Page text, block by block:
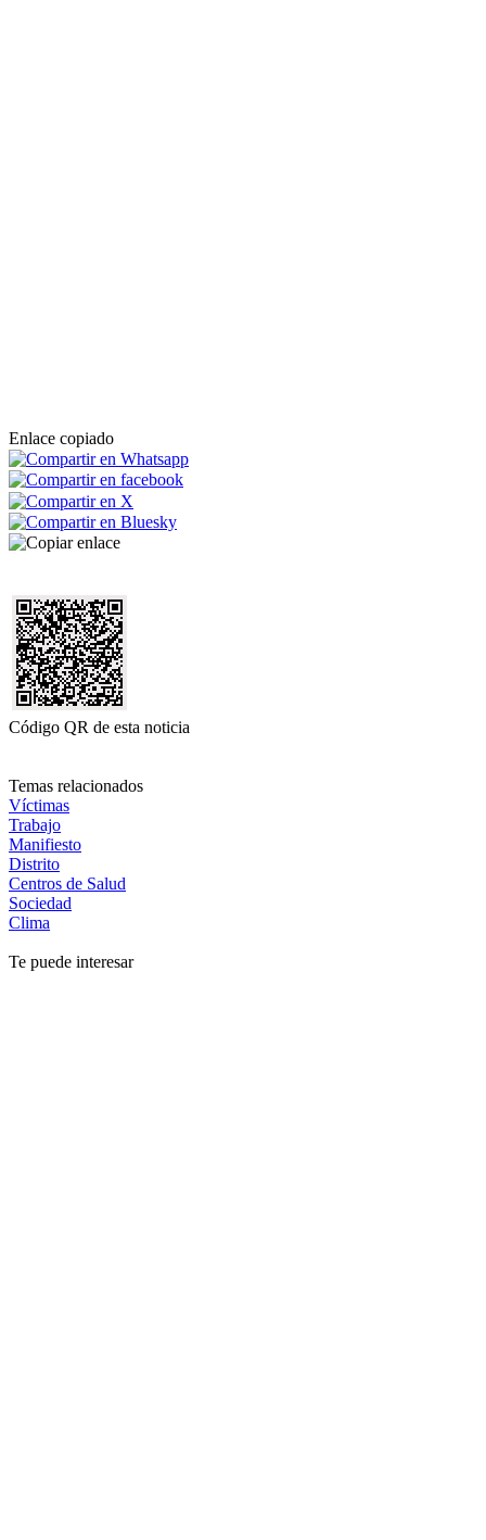
Enlace copiado
Código QR de esta noticia
Temas relacionados
Víctimas
Trabajo
Manifiesto
Distrito
Centros de Salud
Sociedad
Clima
Te puede interesar